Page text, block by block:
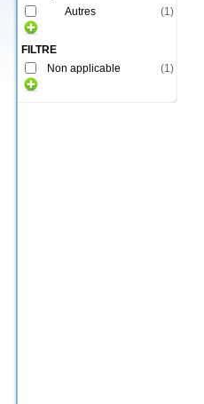
Autres
(1)
FILTRE
Non applicable
(1)